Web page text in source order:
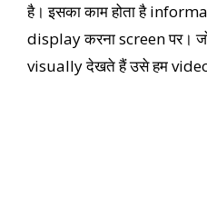
है। इसका काम होता है
display करना screen पर।
visually देखते हैं उसे हम